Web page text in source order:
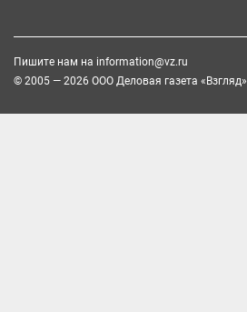
Пишите нам на information@vz.ru
© 2005 — 2026 ООО Деловая газета «Взгляд»